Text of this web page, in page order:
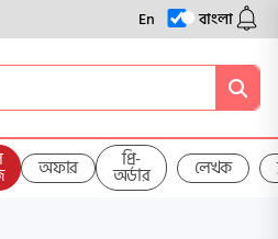
En বাংলা
অফার প্রি-
অর্ডার লেখক